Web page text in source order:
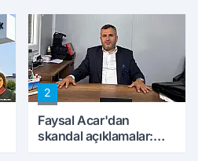
2
Faysal Acar'dan
skandal açıklamalar: